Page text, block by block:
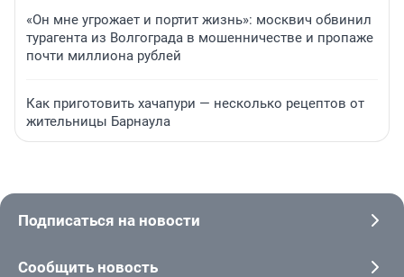
«Он мне угрожает и портит жизнь»: москвич обвинил
турагента из Волгограда в мошенничестве и пропаже
почти миллиона рублей
Как приготовить хачапури — несколько рецептов от
жительницы Барнаула
Подписаться на новости
Сообщить новость